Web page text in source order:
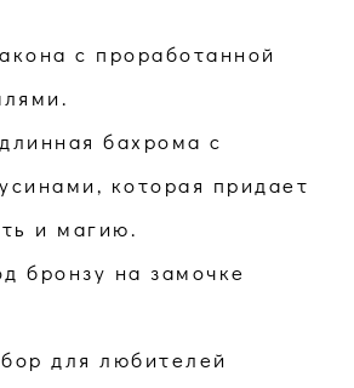
с проработанной
бахрома с
которая придает
и магию.
бронзу на замочке
для любителей